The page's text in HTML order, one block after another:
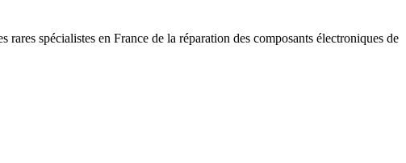
spécialistes en France de la réparation des composants électroniques de